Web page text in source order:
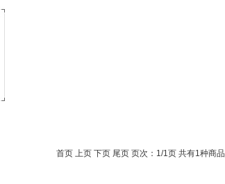
首页 上页 下页 尾页 页次：1/1页 共有1种商品